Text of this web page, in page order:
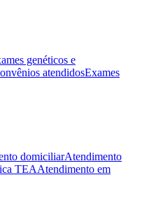
genéticos e
atendidosExames
domiciliarAtendimento
TEAAtendimento em